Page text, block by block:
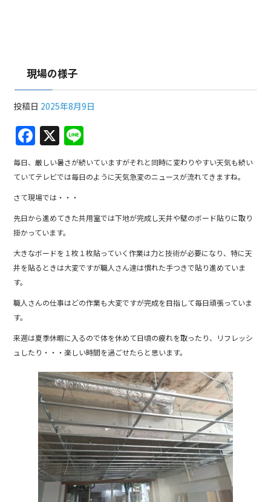
現場の様子
投稿日 2025年8月9日
F
a
c
e
b
o
o
k
X
n
e
毎日、厳しい暑さが続いていますがそれと同時に変わりやすい天気も続い
ていてテレビでは毎日のように天気急変のニュースが流れてきますね。
さて現場では・・・
先日から進めてきた共用室では下地が完成し天井や壁のボード貼りに取り
掛かっています。
大きなボードを１枚１枚貼っていく作業は力と技術が必要になり、特に天
井を貼るときは大変ですが職人さん達は慣れた手つきで貼り進めていま
す。
職人さんの仕事はどの作業も大変ですが完成を目指して毎日頑張っていま
す。
来週は夏季休暇に入るので体を休めて日頃の疲れを取ったり、リフレッシ
ュしたり・・・楽しい時間を過ごせたらと思います。